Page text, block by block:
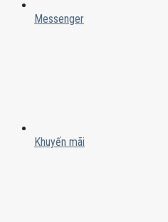
Messenger
Khuyến mãi